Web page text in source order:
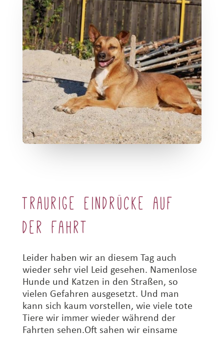
Traurige Eindrücke auf
der Fahrt
Leider haben wir an diesem Tag auch
wieder sehr viel Leid gesehen. Namenlose
Hunde und Katzen in den Straßen, so
vielen Gefahren ausgesetzt. Und man
kann sich kaum vorstellen, wie viele tote
Tiere wir immer wieder während der
Fahrten sehen.Oft sahen wir einsame